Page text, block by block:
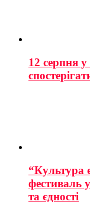
12 серпня
“Культура
фестиваль
та єдності